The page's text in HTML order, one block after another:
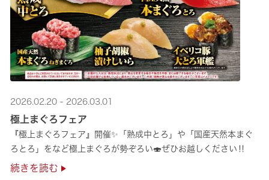
2026.02.20 - 2026.03.01
極上まぐろフェア
『極上まぐろフェア』開催✨「熟成中とろ」や「国産天然本まぐ
ろとろ」をなど極上まぐろが勢ぞろい🍣ぜひお越しください‼
続きを読む